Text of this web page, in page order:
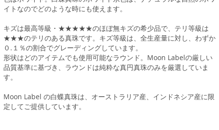
イトなのでどのような時にも使えます。
キズは最高等級・★★★★★のほぼ無キズの希少品で、テリ等級は
★★★のテリのある真珠です。キズ等級は、全生産量に対し、わずか
０.１％の割合でグレーディングしています。
形状はどのアイテムでも使用可能なラウンド。Moon Labelの厳しい
品質基準に基づき、ラウンドは純粋な真円真珠のみを厳選していま
す。
Moon Label の白蝶真珠は、オーストラリア産、インドネシア産に限
定してご提供しています。